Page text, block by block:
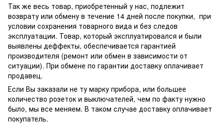
Так же весь товар, приобретенный у нас, подлежит
возврату или обмену в течение 14 дней после покупки, при
условии сохранения товарного вида и без следов
эксплуатации. Товар, который эксплуатировался и были
выявлены деффекты, обеспечивается гарантией
производителя (ремонт или обмен в зависимости от
ситуации). При обмене по гарантии доставку оплачивает
продавец.
Если Вы заказали не ту марку прибора, или большее
количество розеток и выключателей, чем по факту нужно
было, мы все меняем. В таком случае доставку оплачивает
покупатель.